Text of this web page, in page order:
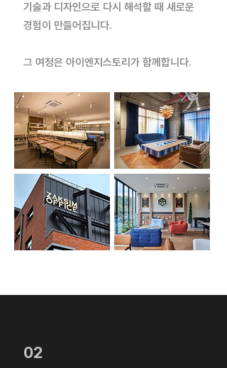
기술과 디자인으로 다시 해석할 때 새로운
경험이 만들어집니다.
그 여정은 아이엔지스토리가 함께합니다.
02